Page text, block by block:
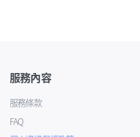
服務內容
服務條款
FAQ